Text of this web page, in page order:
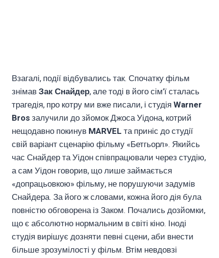
Взагалі, події відбувались так. Спочатку фільм
знімавЗак Снайдер, але тоді в його сім’ї сталась
трагедія, про котру ми вже писали, і студія Warner
Brosзалучили до зйомок Джоса Уідона, котрий
нещодавно покинув MARVEL та приніс до студії
свій варіант сценарію фільму «Бетгьорл». Якийсь
час Снайдер та Уідон співпрацювали через студію,
а сам Уідон говорив, що лише займається
«допрацьовкою» фільму, не порушуючи задумів
Снайдера. За його ж словами, кожна його дія була
повністю обговорена із Заком. Почались дозйомки,
що є абсолютно нормальним в світі кіно. Іноді
студія вирішує дозняти певні сцени, аби внести
більше зрозумілості у фільм. Втім невдовзі